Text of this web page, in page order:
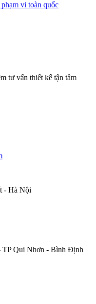
vi toàn quốc
tư vấn thiết kế tận tâm
- Hà Nội
TP Qui Nhơn - Bình Định